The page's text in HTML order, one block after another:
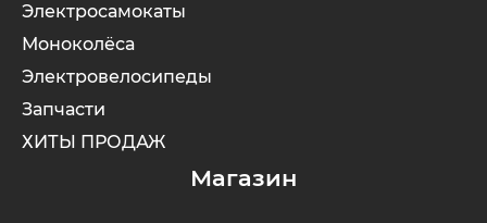
Электросамокаты
Моноколёса
Электровелосипеды
Запчасти
ХИТЫ ПРОДАЖ
Магазин